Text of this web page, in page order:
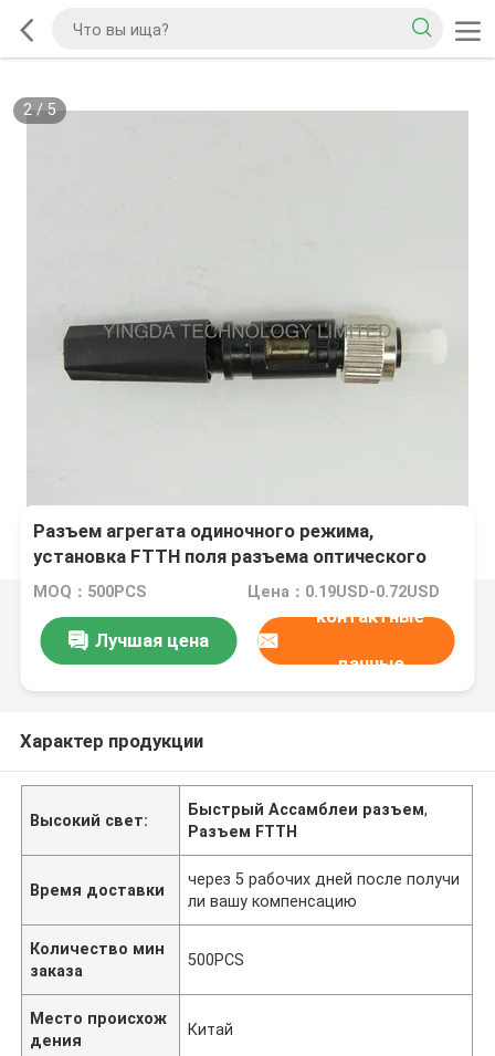
2/ 5
Разъем агрегата одиночного режима,
установка FTTH поля разъема оптического
волокна FC
MOQ：500PCS Цена：0.19USD-0.72USD
Лучшая цена
контактные
данные
Характер продукции
Высокий свет:
Быстрый Ассамблеи разъем,
Разъем FTTH
Время доставки
через 5 рабочих дней после получи
ли вашу компенсацию
Количество мин
заказа
500PCS
Место происхож
дения
Китай